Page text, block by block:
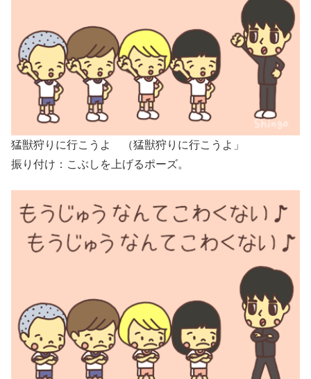
猛獣狩りに行こうよ （猛獣狩りに行こうよ」
振り付け：こぶしを上げるポーズ。